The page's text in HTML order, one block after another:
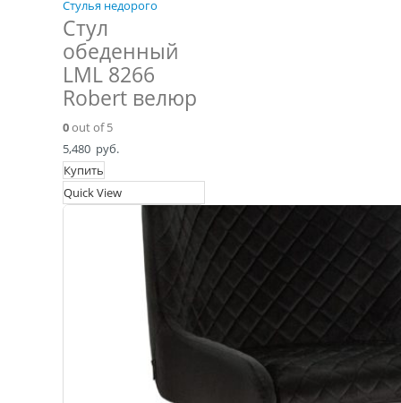
Стулья недорого
Стул
обеденный
LML 8266
Robert велюр
0out of 5
5,480 руб.
Купить
Quick View